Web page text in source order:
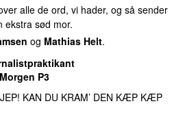
alle de ord, vi hader, og så sender
ekstra sød mor.
og Mathias Helt.
P3
KAN DU KRAM’ DEN KÆP KÆP